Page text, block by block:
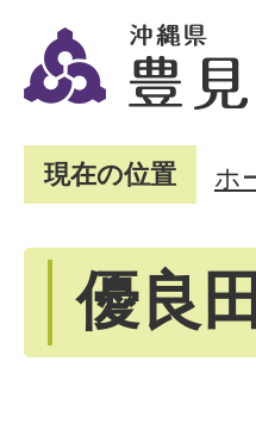
現在の位置 ホ
優良